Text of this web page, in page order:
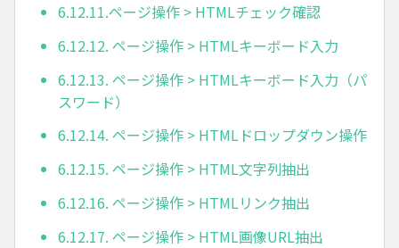
6.12.11.ページ操作 > HTMLチェック確認
6.12.12. ページ操作 > HTMLキーボード入力
6.12.13. ページ操作 > HTMLキーボード入力（パ
スワード）
6.12.14. ページ操作 > HTMLドロップダウン操作
6.12.15. ページ操作 > HTML文字列抽出
6.12.16. ページ操作 > HTMLリンク抽出
6.12.17. ページ操作 > HTML画像URL抽出